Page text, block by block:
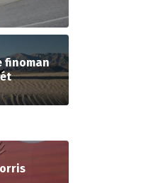
finoman